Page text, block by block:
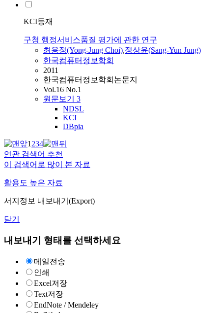
KCI등재
구청 행정서비스품질 평가에 관한 연구
최용정(Yong-Jung Choi),정상윤(Sang-Yun Jung)
한국컴퓨터정보학회
2011
한국컴퓨터정보학회논문지
Vol.16 No.1
원문보기 3
NDSL
KCI
DBpia
1234
연관 검색어 추천
이 검색어로 많이 본 자료
활용도 높은 자료
서지정보 내보내기(Export)
닫기
내보내기 형태를 선택하세요
메일전송
인쇄
Excel저장
Text저장
EndNote / Mendeley